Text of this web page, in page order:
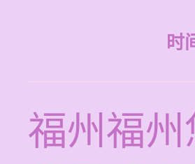
时
福州福